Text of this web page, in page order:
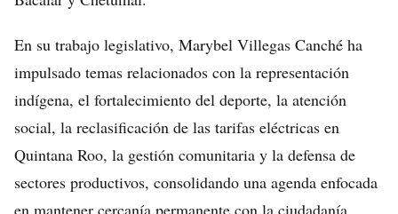
En su trabajo legislativo, Marybel Villegas Canché ha
impulsado temas relacionados con la representación
indígena, el fortalecimiento del deporte, la atención
social, la reclasificación de las tarifas eléctricas en
Quintana Roo, la gestión comunitaria y la defensa de
sectores productivos, consolidando una agenda enfocada
en mantener cercanía permanente con la ciudadanía.